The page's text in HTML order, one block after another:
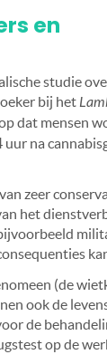
en
studie
bij het
dat mensen
na
zeer
het
(de
ook de
de
op de